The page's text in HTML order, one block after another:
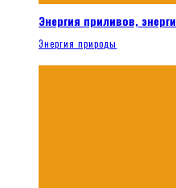
Энергия приливов,
Энергия природы